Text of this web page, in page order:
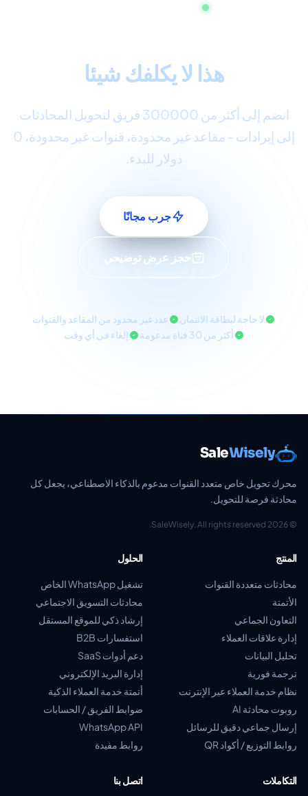
ابدأ الآن، بدون بطاقة ائتمان
هذا لا يكلفك شيئا
انضم إلى أكثر من 300000 فريق لتحويل المحادثات
إلى إيرادات - مقاعد غير محدودة، قنوات غير محدودة، 0
دولار للبدء.
جرب مجانًا
حجز عرض توضيحي
لا حاجة لبطاقة الائتمان
عدد غير محدود من المقاعد والقنوات
أكثر من 30 قناة مدعومة
إلغاء في أي وقت
SaleWisely
محرك تحويل خاص متعدد القنوات مدعوم بالذكاء الاصطناعي، يجعل كل
محادثة فرصة للتحويل.
© 2026 SaleWisely. All rights reserved.
المنتج
محادثات متعددة القنوات
الأتمتة
التعاون الجماعي
إدارة علاقات العملاء
تحليل البيانات
ترجمة فورية
نظام خدمة العملاء عبر الإنترنت
روبوت محادثة AI
إرسال جماعي دقيق للرسائل
روابط التوزيع / أكواد QR
الحلول
تشغيل WhatsApp الخاص
محادثات التسويق الاجتماعي
إرشاد ذكي للموقع المستقل
استفسارات B2B
دعم أدوات SaaS
إدارة البريد الإلكتروني
أتمتة خدمة العملاء الذكية
ضوابط الفريق / الحسابات
WhatsApp API
روابط مفيدة
التكاملات اتصل بنا